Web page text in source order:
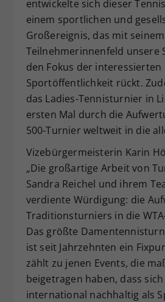
entwickelte sich dieser
einem sportlichen und
Großereignis, das mit
Teilnehmerinnenfeld unsere
den Fokus der interessierten
Sportöffentlichkeit rückt.
das Ladies-Tennisturnier in
ersten Mal durch die
500-Turnier weltweit in die
Vizebürgermeisterin Karin
„Die großartige Arbeit von
Sandra Reichel und ihrem
verdiente Würdigung: die
Traditionsturniers in die
Das größte
ist seit Jahrzehnten ein
zählt zu jenen Events, die
beigetragen haben, dass
international nachhaltig als